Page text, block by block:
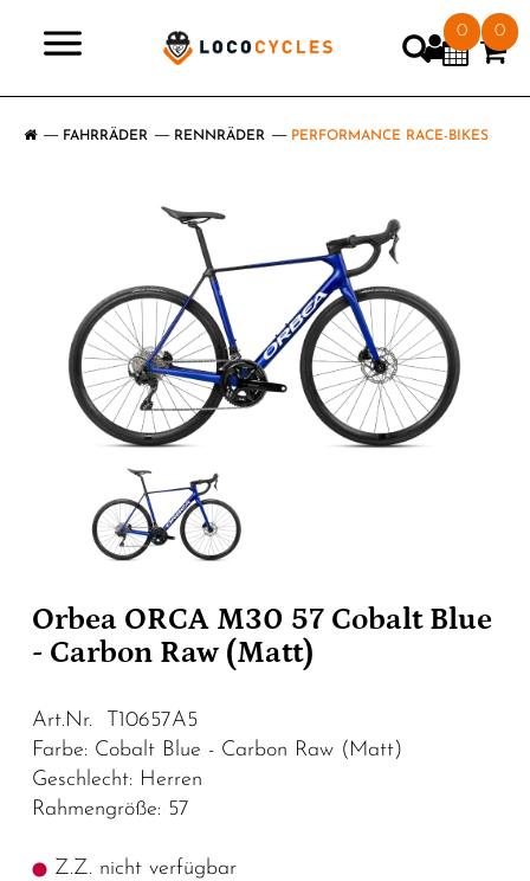
0 0
FAHRRÄDER RENNRÄDER PERFORMANCE RACE-BIKES
Orbea ORCA M30 57 Cobalt Blue
- Carbon Raw (Matt)
Art.Nr. T10657A5
Farbe: Cobalt Blue - Carbon Raw (Matt)
Geschlecht: Herren
Rahmengröße: 57
Z.Z. nicht verfügbar